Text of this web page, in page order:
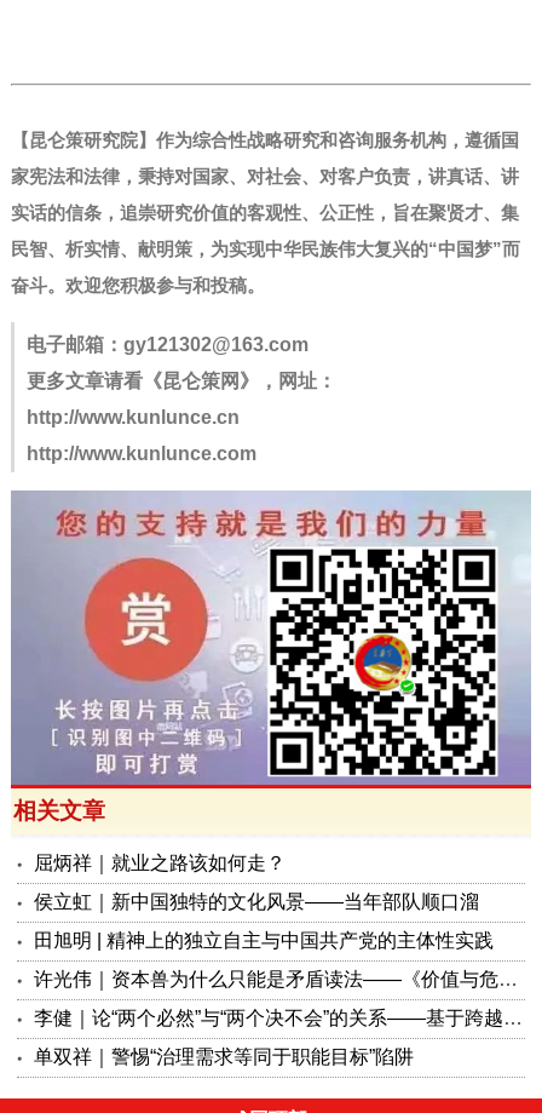
【昆仑策研究院】作为综合性战略研究和咨询服务机构，遵循国
家宪法和法律，秉持对国家、对社会、对客户负责，讲真话、讲
实话的信条，追崇研究价值的客观性、公正性，旨在聚贤才、集
民智、析实情、献明策，为实现中华民族伟大复兴的“中国梦”而
奋斗。 欢迎您积极参与和投稿。
电子邮箱： gy121302@163.com
更多文章请看《昆仑策网》，网址：
http://www.kunlunce.cn
http://www.kunlunce.com
相关文章
屈炳祥｜就业之路该如何走？
侯立虹｜新中国独特的文化风景——当年部队顺口溜
田旭明 | 精神上的独立自主与中国共产党的主体性实践
许光伟｜资本兽为什么只能是矛盾读法——《价值与危机：〈资本论〉体系学探赜》解读之六
李健｜论“两个必然”与“两个决不会”的关系——基于跨越资本主义制度“卡夫丁峡谷”设想的反思
单双祥｜警惕“治理需求等同于职能目标”陷阱